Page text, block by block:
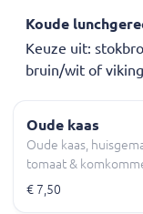
Koude
Keuze uit:
bruin/wit of
Oude kaas
Oude kaas,
tomaat &
€ 7,50